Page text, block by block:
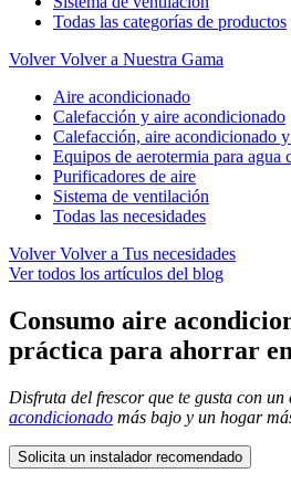
Todas las categorías de productos
Volver Volver a Nuestra Gama
Aire acondicionado
Calefacción y aire acondicionado
Calefacción, aire acondicionado
Equipos de aerotermia para agua
Purificadores de aire
Sistema de ventilación
Todas las necesidades
Volver Volver a Tus necesidades
Ver todos los artículos del blog
Consumo aire
práctica para ahorrar
Disfruta del frescor que te gusta con un
acondicionado más bajo y un hogar
Solicita un instalador recomendado